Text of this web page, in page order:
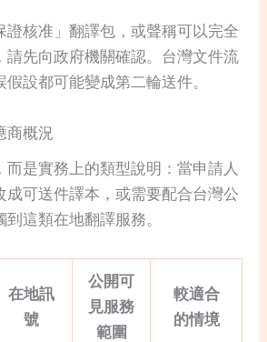
證核准」翻譯包，或聲稱可以完全
請先向政府機關確認。台灣文件流
設都可能變成第二輪送件。
商概況
而是實務上的類型說明：當申請人
成可送件譯本，或需要配合台灣公
這類在地翻譯服務。
在地訊
號
公開可
見服務
範圍
較適合
的情境